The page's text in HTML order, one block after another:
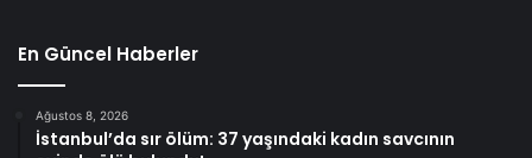
En Güncel Haberler
Ağustos 8, 2026
İstanbul’da sır ölüm: 37 yaşındaki kadın savcının